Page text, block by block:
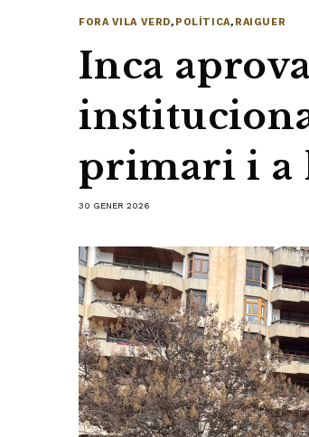
FORA VILA VERD, POLÍTICA, RAIGUER
Inca
primari i a
30 GENER 2026